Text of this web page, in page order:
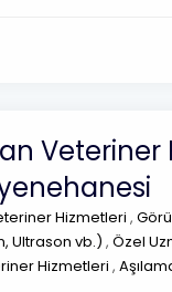
Veteriner
Hizmetleri ,
Ultrason vb.) , Özel
Hizmetleri ,